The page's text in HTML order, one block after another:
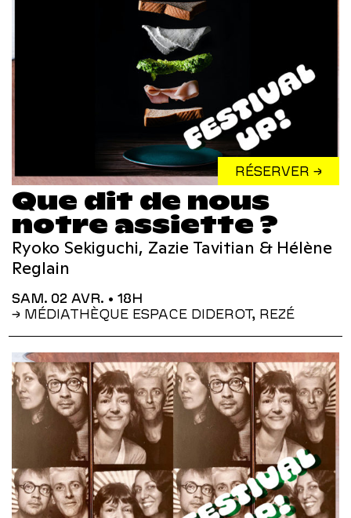
RÉSERVER →
Que dit de nous
notre assiette ?
Ryoko Sekiguchi, Zazie Tavitian & Hélène
Reglain
SAM. 02 AVR. • 18H
→ MÉDIATHÈQUE ESPACE DIDEROT, REZÉ